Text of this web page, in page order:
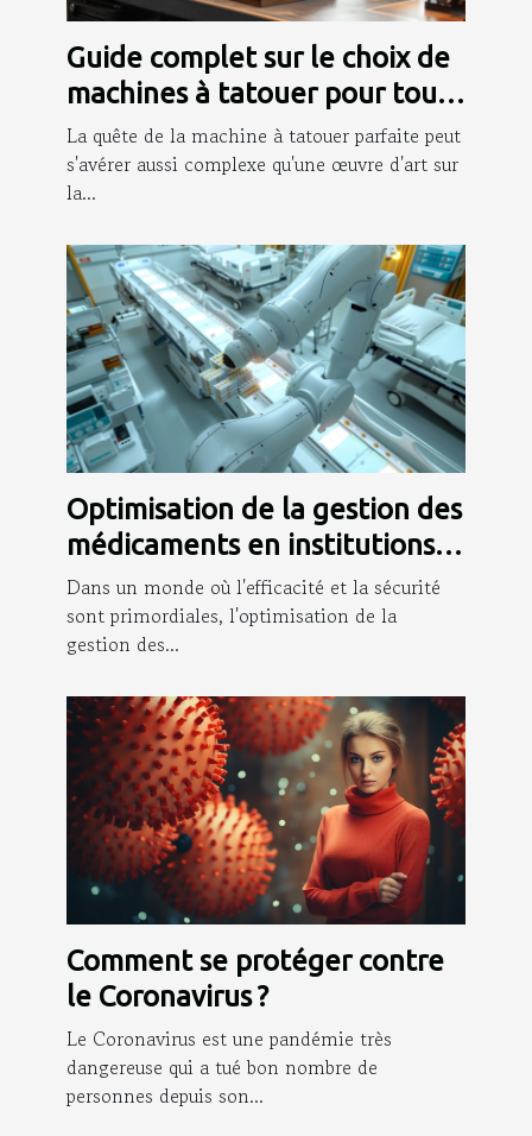
Guide complet sur le choix de
machines à tatouer pour tout
niveau
La quête de la machine à tatouer parfaite peut
s'avérer aussi complexe qu'une œuvre d'art sur
la...
Optimisation de la gestion des
médicaments en institutions
de soins
Dans un monde où l'efficacité et la sécurité
sont primordiales, l'optimisation de la
gestion des...
Comment se protéger contre
le Coronavirus ?
Le Coronavirus est une pandémie très
dangereuse qui a tué bon nombre de
personnes depuis son...